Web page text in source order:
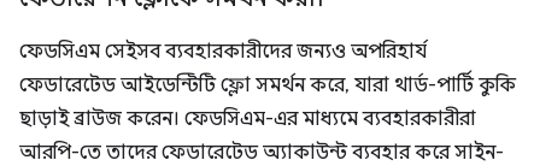
ফেডসিএম সেইসব ব্যবহারকারীদের জন্যও অপরিহার্য
ফেডারেটেড আইডেন্টিটি ফ্লো সমর্থন করে, যারা থার্ড-পার্টি কুকি
ছাড়াই ব্রাউজ করেন। ফেডসিএম-এর মাধ্যমে ব্যবহারকারীরা
আরপি-তে তাদের ফেডারেটেড অ্যাকাউন্ট ব্যবহার করে সাইন-